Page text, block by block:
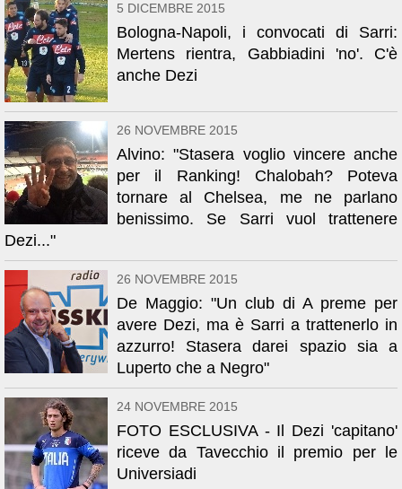
5 DICEMBRE 2015
Bologna-Napoli, i convocati di Sarri:
Mertens rientra, Gabbiadini 'no'. C'è
anche Dezi
26 NOVEMBRE 2015
Alvino: "Stasera voglio vincere anche
per il Ranking! Chalobah? Poteva
tornare al Chelsea, me ne parlano
benissimo. Se Sarri vuol trattenere
Dezi..."
26 NOVEMBRE 2015
De Maggio: "Un club di A preme per
avere Dezi, ma è Sarri a trattenerlo in
azzurro! Stasera darei spazio sia a
Luperto che a Negro"
24 NOVEMBRE 2015
FOTO ESCLUSIVA - Il Dezi 'capitano'
riceve da Tavecchio il premio per le
Universiadi